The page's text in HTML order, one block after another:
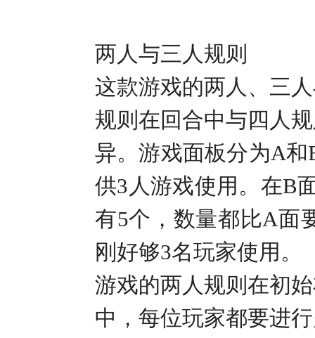
两人与三人规则
这款游戏的两人、三
规则在回合中与四人
异。游戏面板分为A和
供3 人游戏使用。在B
有5个，数量都比A面
刚好够3名玩家使用。
游戏的两人规则在初
中，每位玩家都要进